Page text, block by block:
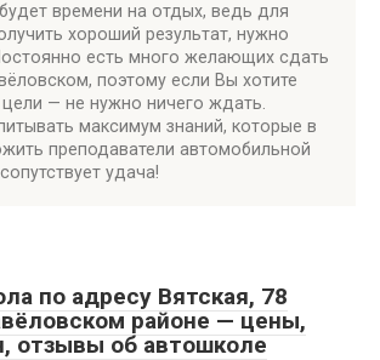
времени на отдых, ведь для
хороший результат, нужно
есть много желающих сдать
поэтому если Вы хотите
— не нужно ничего ждать.
максимум знаний, которые в
преподаватели автомобильной
удача!
по адресу Вятская, 78
районе — цены,
отзывы об автошколе